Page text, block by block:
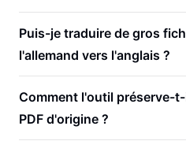
Puis-je traduire de gros
l'allemand vers l'anglais ?
Comment l'outil préserve-
PDF d'origine ?